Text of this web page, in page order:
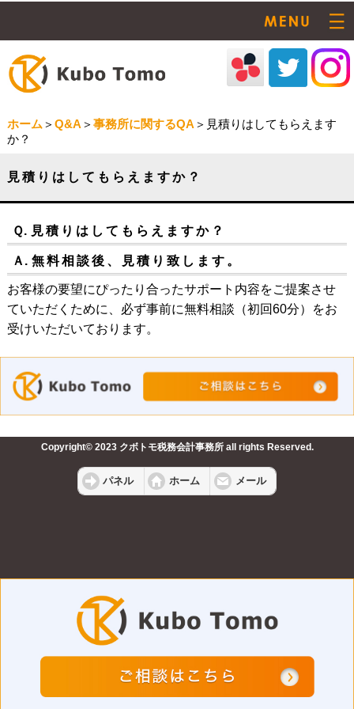
ホーム ＞ Q&A ＞ 事務所に関するQA ＞見積りはしてもらえます
か？
見積りはしてもらえますか？
Ｑ. 見積りはしてもらえますか？
Ａ. 無料相談後、見積り致します。
お客様の要望にぴったり合ったサポート内容をご提案させ
ていただくために、必ず事前に無料相談（初回60分）をお
受けいただいております。
Copyright© 2023 クボトモ税務会計事務所 all rights Reserved.
パネル ホーム メール